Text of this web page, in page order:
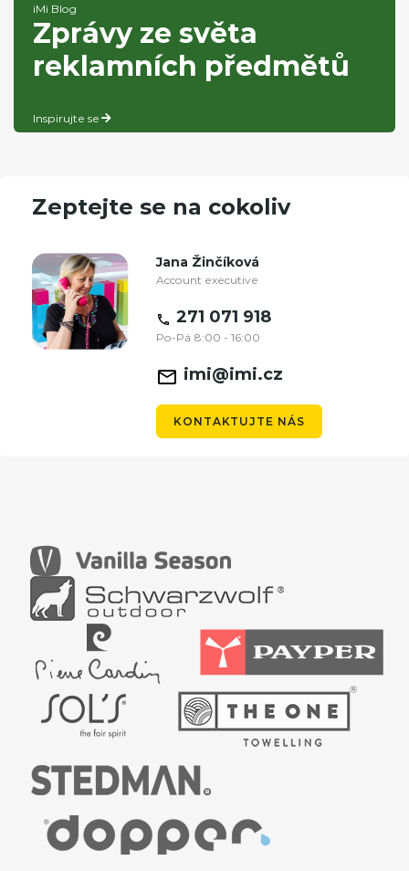
iMi Blog
Zprávy ze světa
reklamních předmětů
Inspirujte se
Zeptejte se na cokoliv
Jana Žinčíková
Account executive
271 071 918
Po-Pá 8:00 - 16:00
imi@imi.cz
KONTAKTUJTE NÁS